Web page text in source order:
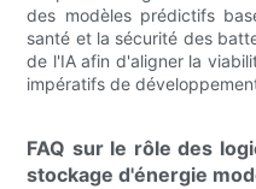
des modèles prédictifs
santé et la sécurité des
de l'IA afin d'aligner la
impératifs de
FAQ sur le rôle des
stockage d'énergie